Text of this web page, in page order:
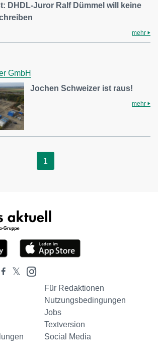
DHDL-Juror Ralf Dümmel will keine
mehr
GmbH
Jochen Schweizer ist raus!
mehr
1
Für Redaktionen
Nutzungsbedingungen
Jobs
Textversion
Social Media